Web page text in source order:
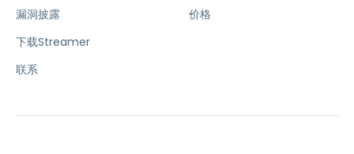
漏洞披露
下载Streamer
联系
价格